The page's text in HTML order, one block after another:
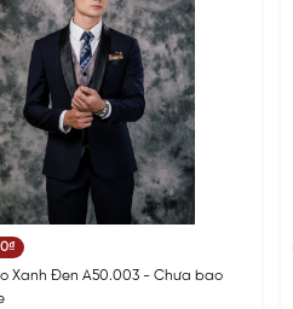
Xanh Đen A50.003 - Chưa bao